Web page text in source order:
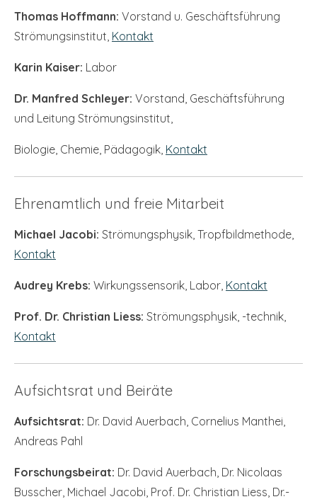
Thomas Hoffmann: Vorstand u. Geschäftsführung
Strömungsinstitut, Kontakt
Karin Kaiser: Labor
Dr. Manfred Schleyer: Vorstand, Geschäftsführung
und Leitung Strömungsinstitut,
Biologie, Chemie, Pädagogik, Kontakt
Ehrenamtlich und freie Mitarbeit
Michael Jacobi: Strömungsphysik, Tropfbildmethode,
Kontakt
Audrey Krebs: Wirkungssensorik, Labor, Kontakt
Prof. Dr. Christian Liess: Strömungsphysik, -technik,
Kontakt
Aufsichtsrat und Beiräte
Aufsichtsrat: Dr. David Auerbach, Cornelius Manthei,
Andreas Pahl
Forschungsbeirat: Dr. David Auerbach, Dr. Nicolaas
Busscher, Michael Jacobi, Prof. Dr. Christian Liess, Dr.-